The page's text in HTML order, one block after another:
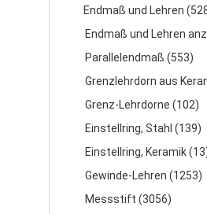
Endmaß und Lehren
Endmaß und Lehren
Parallelendmaß (553)
Grenzlehrdorn aus
Grenz-Lehrdorne (102)
Einstellring, Stahl (139)
Einstellring, Keramik
Gewinde-Lehren (1253)
Messstift (3056)